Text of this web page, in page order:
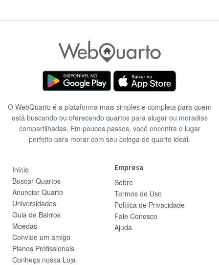
O WebQuarto é a plataforma mais simples e completa para quem
está buscando ou oferecendo quartos para alugar ou moradias
compartilhadas. Em poucos passos, você encontra o lugar
perfeito para morar com seu colega de quarto ideal.
Início
Buscar Quartos
Anunciar Quarto
Universidades
Guia de Bairros
Moedas
Convide um amigo
Planos Profissionais
Conheça nossa Loja
Empresa
Sobre
Termos de Uso
Política de Privacidade
Fale Conosco
Ajuda